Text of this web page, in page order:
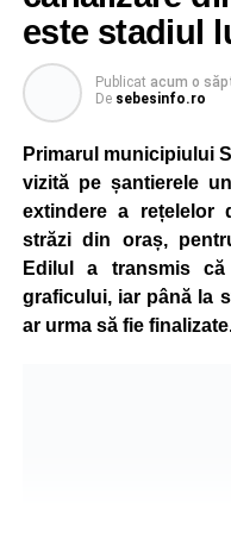
stradal va rămâne
Reprezentanții
va afecta siguranța
vizibilitatea pe străzile
nivel corespunzător.
Administrația locală
temporar și este
energetice din
centrale au cerut
pentru reducerea
este stadiul
Publicat acum o
De sebesinfo.ro
Primarul municipiului
vizită pe șantierele
extindere a rețelelor
străzi din oraș,
Edilul a transmis că
graficului, iar până la
ar urma să fie